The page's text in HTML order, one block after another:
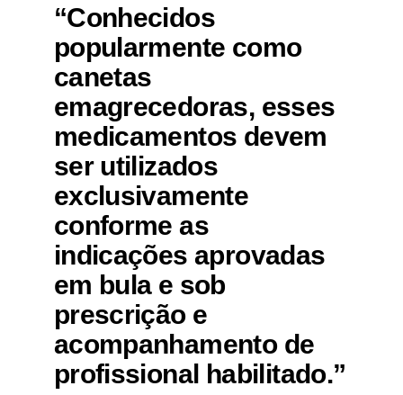
“Conhecidos
popularmente como
canetas
emagrecedoras, esses
medicamentos devem
ser utilizados
exclusivamente
conforme as
indicações aprovadas
em bula e sob
prescrição e
acompanhamento de
profissional habilitado.”